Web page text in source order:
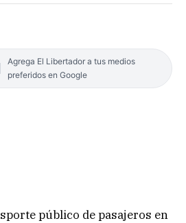
Agrega El Libertador a tus medios
preferidos en Google
público de pasajeros en